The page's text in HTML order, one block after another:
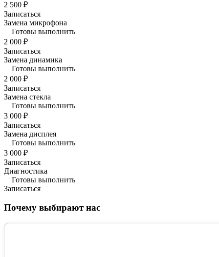
2 500 ₽
Записаться
Замена микрофона
Готовы выполнить
2 000 ₽
Записаться
Замена динамика
Готовы выполнить
2 000 ₽
Записаться
Замена стекла
Готовы выполнить
3 000 ₽
Записаться
Замена дисплея
Готовы выполнить
3 000 ₽
Записаться
Диагностика
Готовы выполнить
Записаться
Почему выбирают нас